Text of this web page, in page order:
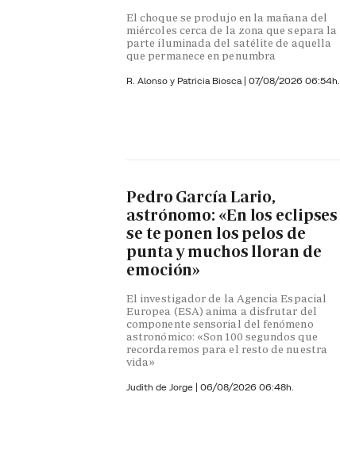
El choque se produjo en la mañana del
miércoles cerca de la zona que separa la
parte iluminada del satélite de aquella
que permanece en penumbra
R. Alonso y Patricia Biosca | 07/08/2026 06:54h.
Pedro García Lario,
astrónomo: «En los eclipses
se te ponen los pelos de
punta y muchos lloran de
emoción»
El investigador de la Agencia Espacial
Europea (ESA) anima a disfrutar del
componente sensorial del fenómeno
astronómico: «Son 100 segundos que
recordaremos para el resto de nuestra
vida»
Judith de Jorge | 06/08/2026 06:48h.